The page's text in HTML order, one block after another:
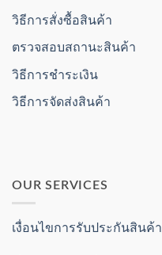
วิธีการสั่งซื้อสินค้า
ตรวจสอบสถานะสินค้า
วิธีการชำระเงิน
วิธีการจัดส่งสินค้า
OUR SERVICES
เงื่อนไขการรับประกันสินค้า